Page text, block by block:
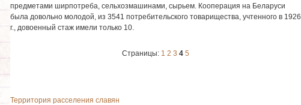
предметами ширпотреба, сельхозмашинами, сырьем. Кооперация на Беларуси
была довольно молодой, из 3541 потребительского товарищества, учтенного в 1926
г., довоенный стаж имели только 10.
Страницы: 1 2 3 4 5
Территория расселения славян